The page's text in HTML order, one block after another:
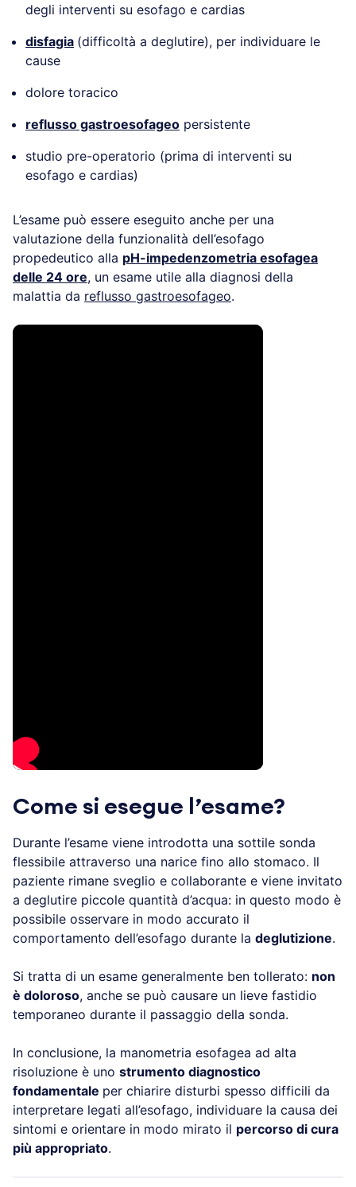
degli interventi su esofago e cardias
disfagia (difficoltà a deglutire), per individuare le
cause
dolore toracico
reflusso gastroesofageo persistente
studio pre-operatorio (prima di interventi su
esofago e cardias)
L’esame può essere eseguito anche per una
valutazione della funzionalità dell’esofago
propedeutico alla pH-impedenzometria esofagea
delle 24 ore, un esame utile alla diagnosi della
malattia da reflusso gastroesofageo.
Come si esegue l’esame?
Durante l’esame viene introdotta una sottile sonda
flessibile attraverso una narice fino allo stomaco. Il
paziente rimane sveglio e collaborante e viene invitato
a deglutire piccole quantità d’acqua: in questo modo è
possibile osservare in modo accurato il
comportamento dell’esofago durante la deglutizione.
Si tratta di un esame generalmente ben tollerato: non
è doloroso, anche se può causare un lieve fastidio
temporaneo durante il passaggio della sonda.
In conclusione, la manometria esofagea ad alta
risoluzione è uno strumento diagnostico
fondamentale per chiarire disturbi spesso difficili da
interpretare legati all’esofago, individuare la causa dei
sintomi e orientare in modo mirato il percorso di cura
più appropriato.